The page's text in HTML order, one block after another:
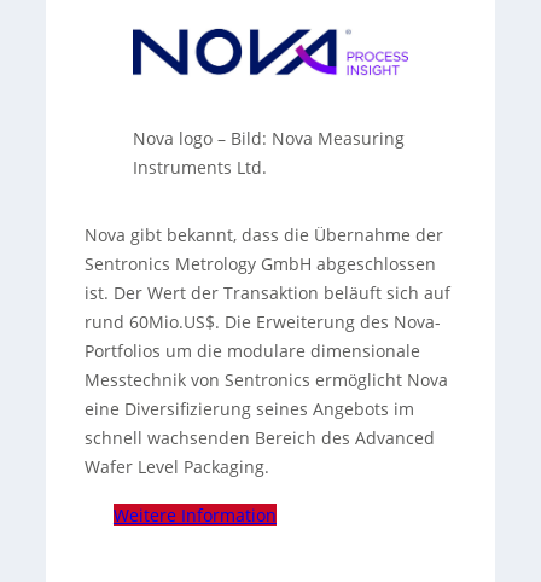
Nova logo– Bild: Nova Measuring
Instruments Ltd.
Nova gibt bekannt, dass die Übernahme der
Sentronics Metrology GmbH abgeschlossen
ist. Der Wert der Transaktion beläuft sich auf
rund 60Mio.US$. Die Erweiterung des Nova-
Portfolios um die modulare dimensionale
Messtechnik von Sentronics ermöglicht Nova
eine Diversifizierung seines Angebots im
schnell wachsenden Bereich des Advanced
Wafer Level Packaging.
Weitere Information